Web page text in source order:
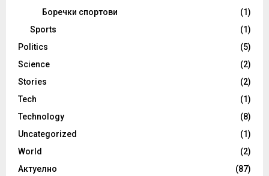
Боречки спортови
(1)
Sports
(1)
Politics
(5)
Science
(2)
Stories
(2)
Tech
(1)
Technology
(8)
Uncategorized
(1)
World
(2)
Актуелно
(87)